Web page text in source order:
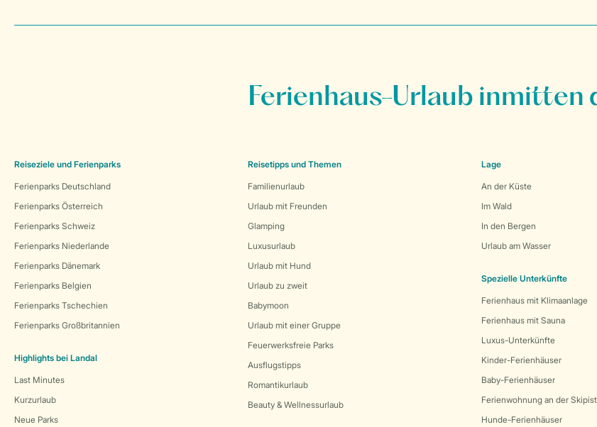
Ferienhaus-Urlaub inmitten
Reiseziele und Ferienparks
Ferienparks Deutschland
Ferienparks Österreich
Ferienparks Schweiz
Ferienparks Niederlande
Ferienparks Dänemark
Ferienparks Belgien
Ferienparks Tschechien
Ferienparks Großbritannien
Highlights bei Landal
Last Minutes
Kurzurlaub
Neue Parks
Reisetipps und Themen
Familienurlaub
Urlaub mit Freunden
Glamping
Luxusurlaub
Urlaub mit Hund
Urlaub zu zweit
Babymoon
Urlaub mit einer Gruppe
Feuerwerksfreie Parks
Ausflugstipps
Romantikurlaub
Beauty & Wellnessurlaub
Lage
An der Küste
Im Wald
In den Bergen
Urlaub am Wasser
Spezielle Unterkünfte
Ferienhaus mit Klimaanlage
Ferienhaus mit Sauna
Luxus-Unterkünfte
Kinder-Ferienhäuser
Baby-Ferienhäuser
Ferienwohnung an der
Hunde-Ferienhäuser